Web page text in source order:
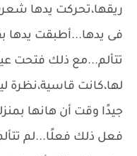
ريقها،تحركت يدها
فى يدها...أطبقت يدها
تتألم...مع ذلك فتحت
لها،كانت قاسية،نظرة
جيدًا وقت أن هانها
فعل ذلك فعلًا...لم